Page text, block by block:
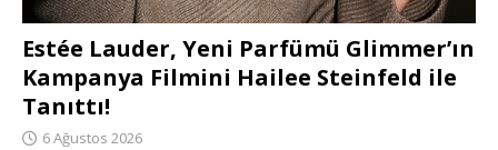
Estée Lauder, Yeni Parfümü Glimmer’ın
Kampanya Filmini Hailee Steinfeld ile
Tanıttı!
6 Ağustos 2026